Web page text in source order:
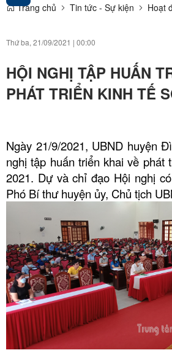
Trang chủ Tin tức - Sự kiện Hoạt
Thứ ba, 21/09/2021 | 00:00
HỘI NGHỊ TẬP HUẤN
PHÁT TRIỂN KINH TẾ
Ngày 21/9/2021, UBND huyện
nghị tập huấn triển khai về phát
2021. Dự và chỉ đạo Hội nghị
Phó Bí thư huyện ủy, Chủ tịch